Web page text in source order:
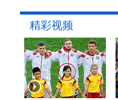
精彩视频